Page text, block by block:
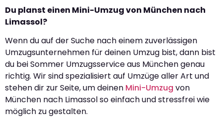
Du planst einen Mini-Umzug von München nach
Limassol?
Wenn du auf der Suche nach einem zuverlässigen
Umzugsunternehmen für deinen Umzug bist, dann bist
du bei Sommer Umzugsservice aus München genau
richtig. Wir sind spezialisiert auf Umzüge aller Art und
stehen dir zur Seite, um deinen Mini-Umzug von
München nach Limassol so einfach und stressfrei wie
möglich zu gestalten.